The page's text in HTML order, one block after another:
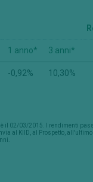
1 anno* 3 anni*
-0,92% 10,30%
il 02/03/2015. I rendimenti
al KIID, al Prospetto,